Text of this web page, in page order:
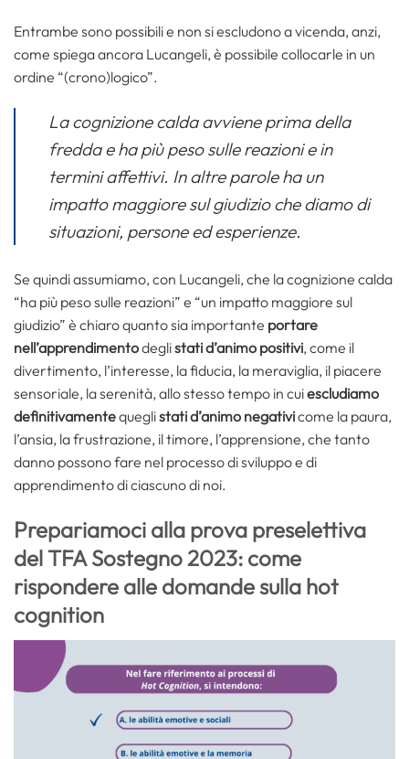
Entrambe sono possibili e non si escludono a vicenda, anzi,
come spiega ancora Lucangeli, è possibile collocarle in un
ordine “(crono)logico”.
La cognizione calda avviene prima della
fredda e ha più peso sulle reazioni e in
termini affettivi. In altre parole ha un
impatto maggiore sul giudizio che diamo di
situazioni, persone ed esperienze.
Se quindi assumiamo, con Lucangeli, che la cognizione calda
“ha più peso sulle reazioni” e “un impatto maggiore sul
giudizio” è chiaro quanto sia importante portare
nell’apprendimentodeglistati d’animo positivi, come il
divertimento, l’interesse, la fiducia, la meraviglia, il piacere
sensoriale, la serenità, allo stesso tempo in cuiescludiamo
definitivamentequeglistati d’animo negativicome la paura,
l’ansia, la frustrazione, il timore, l’apprensione, che tanto
danno possono fare nel processo di sviluppo e di
apprendimento di ciascuno di noi.
Prepariamoci alla prova preselettiva
del TFA Sostegno 2023: come
rispondere alle domande sulla hot
cognition